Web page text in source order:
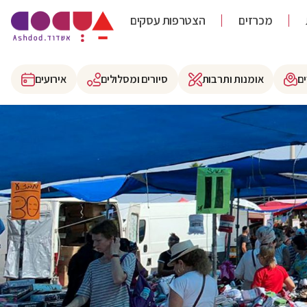
הצטרפות עסקים מכרזים
אירועים סיורים ומסלולים אומנות ותרבות